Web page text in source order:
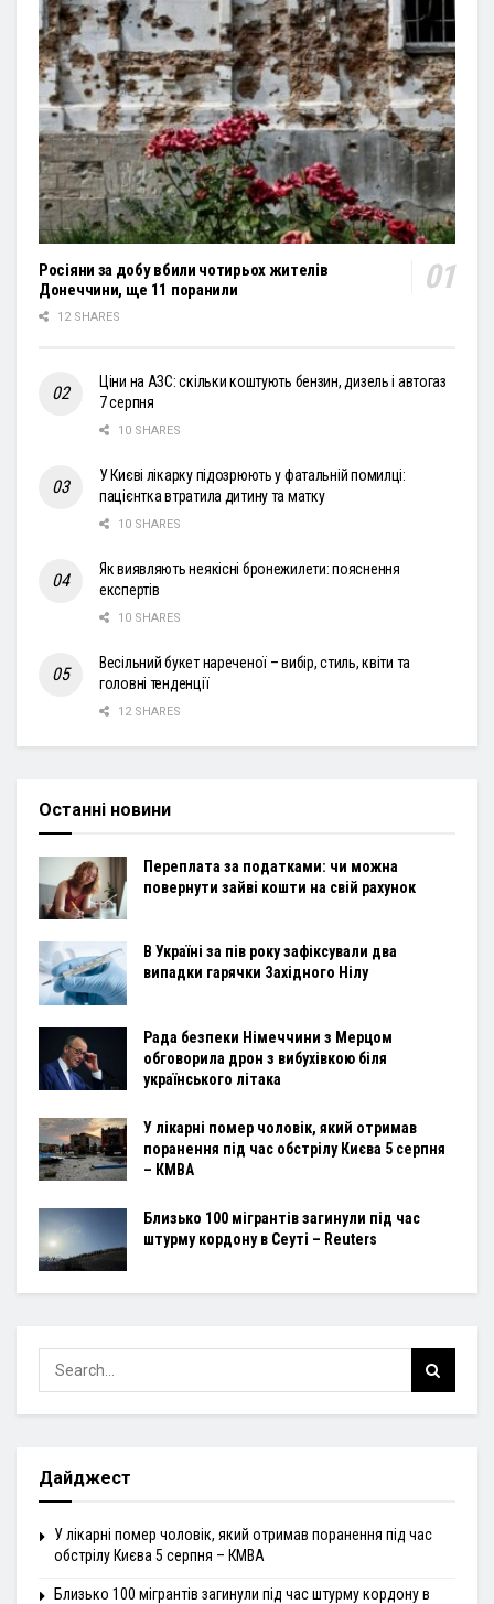
Росіяни за добу вбили чотирьох жителів
Донеччини, ще 11 поранили
12 SHARES
Ціни на АЗС: скільки коштують бензин, дизель і автогаз
7 серпня
10 SHARES
У Києві лікарку підозрюють у фатальній помилці:
пацієнтка втратила дитину та матку
10 SHARES
Як виявляють неякісні бронежилети: пояснення
експертів
10 SHARES
Весільний букет нареченої – вибір, стиль, квіти та
головні тенденції
12 SHARES
Останні новини
Переплата за податками: чи можна
повернути зайві кошти на свій рахунок
В Україні за пів року зафіксували два
випадки гарячки Західного Нілу
Рада безпеки Німеччини з Мерцом
обговорила дрон з вибухівкою біля
українського літака
У лікарні помер чоловік, який отримав
поранення під час обстрілу Києва 5 серпня
– КМВА
Близько 100 мігрантів загинули під час
штурму кордону в Сеуті – Reuters
Дайджест
У лікарні помер чоловік, який отримав поранення під час
обстрілу Києва 5 серпня – КМВА
Близько 100 мігрантів загинули під час штурму кордону в